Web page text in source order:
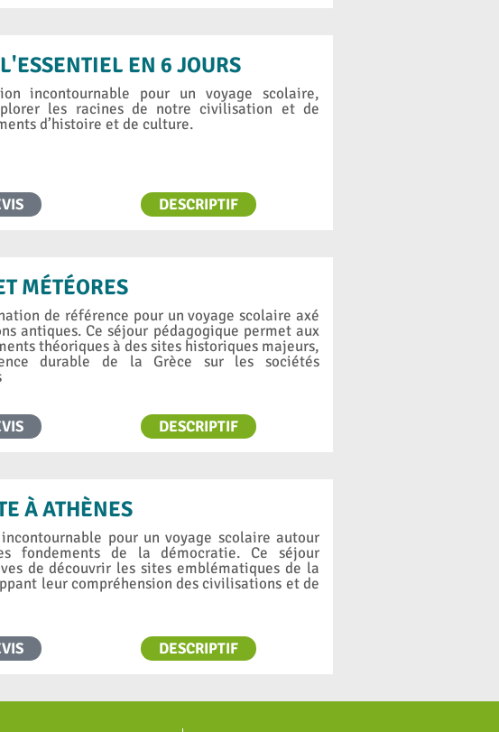
EN 6 JOURS
incontournable pour un voyage scolaire,
les racines de notre civilisation et de
d’histoire et de culture.
DESCRIPTIF
MÉTÉORES
de référence pour un voyage scolaire axé
antiques. Ce séjour pédagogique permet aux
théoriques à des sites historiques majeurs,
durable de la Grèce sur les sociétés
DESCRIPTIF
À ATHÈNES
pour un voyage scolaire autour
fondements de la démocratie. Ce séjour
de découvrir les sites emblématiques de la
leur compréhension des civilisations et de
DESCRIPTIF